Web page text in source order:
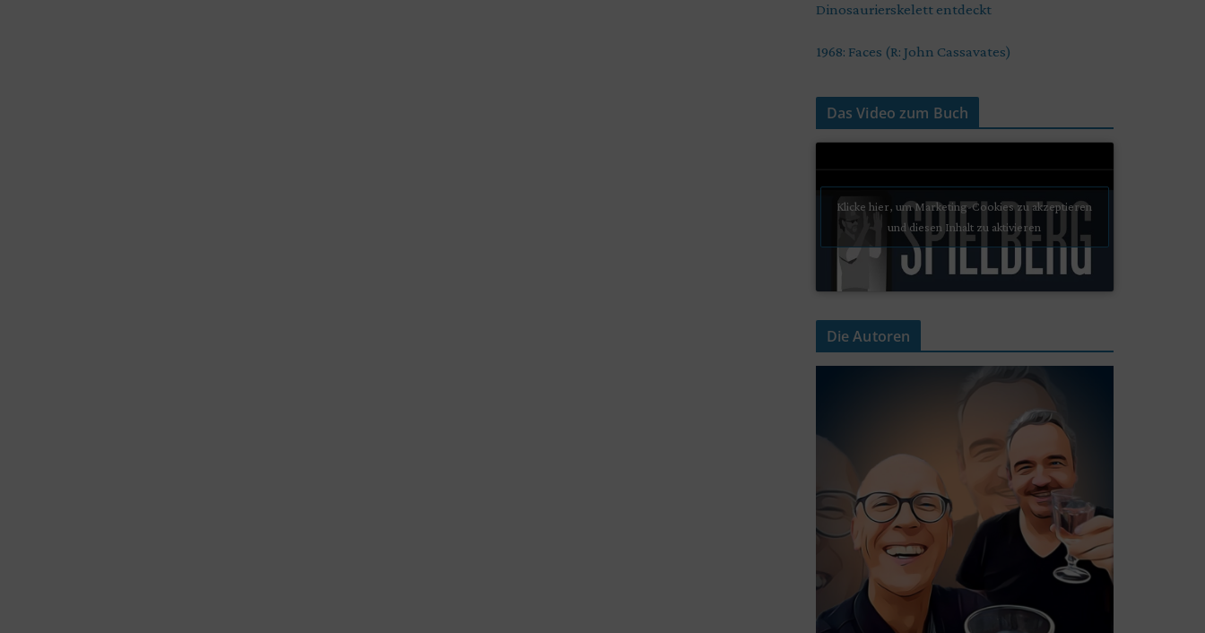
Dinosaurierskelett entdeckt
1968: Faces (R: John Cassavates)
Das Video zum Buch
Klicke hier, um Marketing-Cookies zu akzeptieren
und diesen Inhalt zu aktivieren
Die Autoren